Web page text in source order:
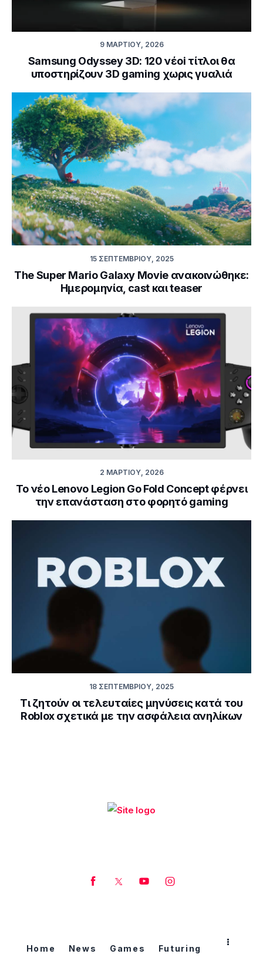
9 ΜΑΡΤΊΟΥ, 2026
Samsung Odyssey 3D: 120 νέoi τίτλοι θα
υποστηρίζουν 3D gaming χωρις γυαλιά
15 ΣΕΠΤΕΜΒΡΊΟΥ, 2025
The Super Mario Galaxy Movie ανακοινώθηκε:
Ημερομηνία, cast και teaser
2 ΜΑΡΤΊΟΥ, 2026
Το νέο Lenovo Legion Go Fold Concept φέρνει
την επανάσταση στο φορητό gaming
18 ΣΕΠΤΕΜΒΡΊΟΥ, 2025
Τι ζητούν οι τελευταίες μηνύσεις κατά του
Roblox σχετικά με την ασφάλεια ανηλίκων
Home News Games Futuring